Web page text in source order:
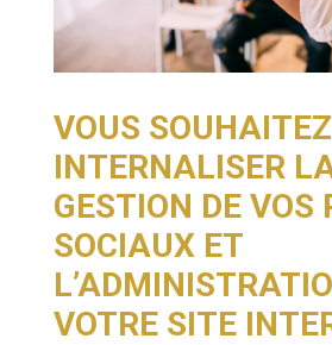
VOUS SOUHAITEZ
INTERNALISER
GESTION DE VOS
SOCIAUX ET
VOTRE SITE